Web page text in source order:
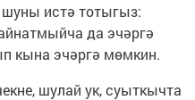
шуны истә тотыгыз:
да эчәргә
кына эчәргә мөмкин.
шулай ук, суыткычта